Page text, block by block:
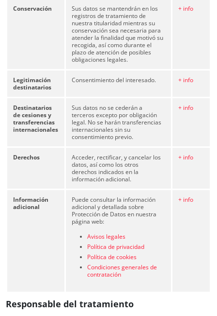
Conservación
Sus datos se mantendrán en los
registros de tratamiento de
nuestra titularidad mientras su
conservación sea necesaria para
atender la finalidad que motivó su
recogida, así como durante el
plazo de atención de posibles
obligaciones legales.
+ info
Legitimación
destinatarios
Consentimiento del interesado. + info
Destinatarios
de cesiones y
transferencias
internacionales
Sus datos no se cederán a
terceros excepto por obligación
legal. No se harán transferencias
internacionales sin su
consentimiento previo.
+ info
Derechos
Acceder, rectificar, y cancelar los
datos, así como los otros
derechos indicados en la
información adicional.
+ info
Información
adicional
Puede consultar la información
adicional y detallada sobre
Protección de Datos en nuestra
página web:
​Avisos legales
Política de privacidad
Política de cookies
Condiciones generales de
contratación
+ info
Responsable del tratamiento